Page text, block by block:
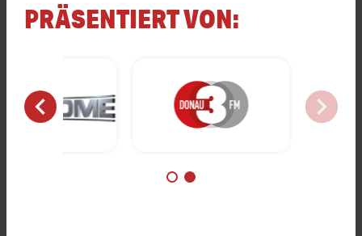
PRÄSENTIERT VON:
chevron_left chevron_right